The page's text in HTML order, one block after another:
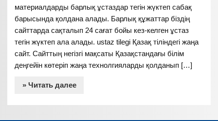
материалдарды барлық ұстаздар тегін жүктеп сабақ
барысында қолдана алады. Барлық құжаттар біздің
сайттарда сақталып 24 сағат бойы кез-келген ұстаз
тегін жүктеп ала алады. ustaz tilegi Қазақ тіліндегі жаңа
сайт. Сайттың негізгі мақсаты Қазақстандағы білім
деңгейін көтеріп жаңа технолгияларды қолданып […]
» Читать далее